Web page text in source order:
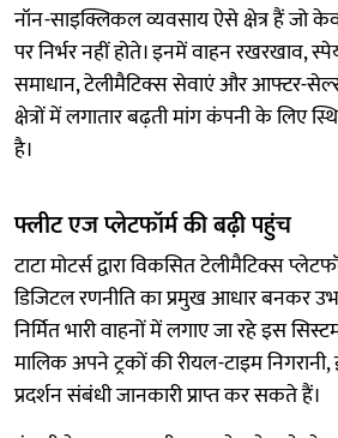
नॉन-साइक्लिकल व्यवसाय ऐसे क्षेत्र हैं जो
पर निर्भर नहीं होते। इनमें वाहन रखरखाव,
समाधान, टेलीमैटिक्स सेवाएं और आफ्टर-
क्षेत्रों में लगातार बढ़ती मांग कंपनी के लिए
है।
फ्लीट एज प्लेटफॉर्म की बढ़ी पहुंच
टाटा मोटर्स द्वारा विकसित टेलीमैटिक्स
डिजिटल रणनीति का प्रमुख आधार बनकर
निर्मित भारी वाहनों में लगाए जा रहे इस
मालिक अपने ट्रकों की रीयल-टाइम
प्रदर्शन संबंधी जानकारी प्राप्त कर सकते हैं।